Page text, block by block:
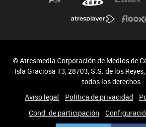
© Atresmedia Corporación de Medios de
Isla Graciosa 13, 28703, S.S. de los
todos los derechos
Aviso legal
Política de privacidad
Cond. de participación